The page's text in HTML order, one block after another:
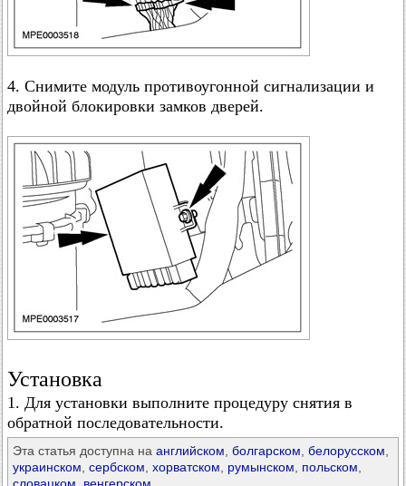
4. Снимите модуль противоугонной сигнализации и
двойной блокировки замков дверей.
Установка
1. Для установки выполните процедуру снятия в
обратной последовательности.
Эта статья доступна на английском болгарском белорусском
украинском сербском хорватском румынском польском